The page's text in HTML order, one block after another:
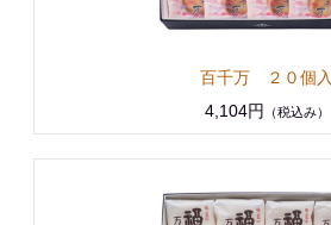
百千万 ２０個入
4,104円
（税込み）